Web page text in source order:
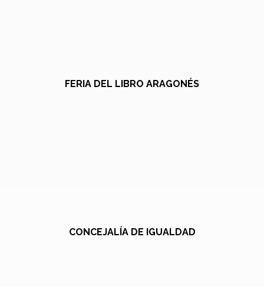
FERIA DEL LIBRO ARAGONÉS
CONCEJALÍA DE IGUALDAD